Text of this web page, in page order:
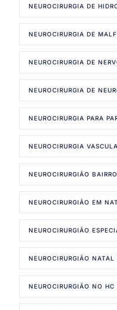
NEUROCIRURGIA DE
NEUROCIRURGIA DE
NEUROCIRURGIA DE
NEUROCIRURGIA DE
NEUROCIRURGIA PARA
NEUROCIRURGIA
NEUROCIRURGIÃO
NEUROCIRURGIÃO EM
NEUROCIRURGIÃO
NEUROCIRURGIÃO NATAL
NEUROCIRURGIÃO NO HC